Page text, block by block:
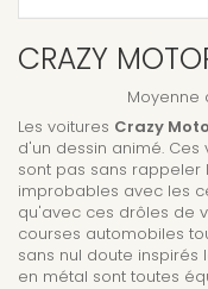
CRAZY
Moyenne
Les voitures Crazy
d'un dessin animé.
sont pas sans rappeler
improbables avec les
qu'avec ces drôles de
courses automobiles
sans nul doute inspirés
en métal sont toutes